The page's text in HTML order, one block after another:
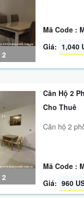
2
Mã Code :
Giá: 1,040
2
Căn Hộ 2
Cho Thuê
Căn hộ 2
Mã Code :
Giá: 960